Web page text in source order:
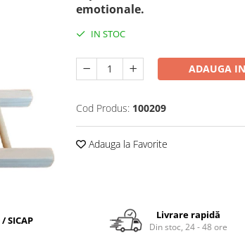
emotionale.
IN STOC
ADAUGA
Cod Produs: 100209
Adauga la Favorite
SICAP Livrare rapidă
Din stoc, 24 - 48 ore